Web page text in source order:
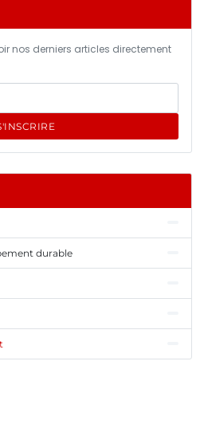
nos derniers articles directement
durable